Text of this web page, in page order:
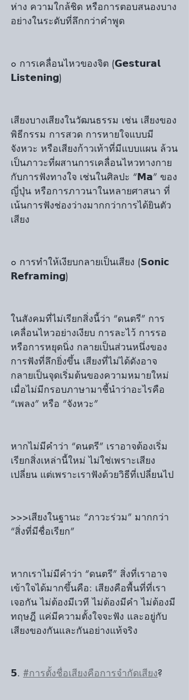
ห่าง ความใกล้ชิด หรือการตอบสนองบาง
อย่างในระดับที่ลึกกว่าคำพูด
๐ การเคลื่อนไหวของจิต (𝗚𝗲𝘀𝘁𝘂𝗿𝗮𝗹
𝗟𝗶𝘀𝘁𝗲𝗻𝗶𝗻𝗴)
เสียงบางเสียงในวัฒนธรรม เช่น เสียงของ
พิธีกรรม การสวด การหายใจแบบมี
จังหวะ หรือเสียงก้าวเท้าที่มีแบบแผน ล้วน
เป็นภาวะที่ผสานการเคลื่อนไหวทางกาย
กับการฟังทางใจ เช่นในศิลปะ “𝗠𝗮” ของ
ญี่ปุ่น หรือการภาวนาในหลายศาสนา ที่
เน้นการฟังช่องว่างมากกว่าการได้ยินตัว
เสียง
๐ การทำให้เงียบกลายเป็นเสียง (𝗦𝗼𝗻𝗶𝗰
𝗥𝗲𝗳𝗿𝗮𝗺𝗶𝗻𝗴)
ในสังคมที่ไม่เรียกสิ่งนี้ว่า “ดนตรี” การ
เคลื่อนไหวอย่างเงียบ การละไว้ การรอ
หรือการหยุดนิ่ง กลายเป็นส่วนหนึ่งของ
การฟังที่ลึกยิ่งขึ้น เสียงที่ไม่ได้ดังอาจ
กลายเป็นจุดเริ่มต้นของความหมายใหม่
เมื่อไม่มีกรอบภาษามาชี้นำว่าอะไรคือ
“เพลง” หรือ “จังหวะ”
หากไม่มีคำว่า “ดนตรี” เราอาจต้องเริ่ม
เรียกสิ่งเหล่านี้ใหม่ ไม่ใช่เพราะเสียง
เปลี่ยน แต่เพราะเราฟังด้วยวิธีที่เปลี่ยนไป
>>>เสียงในฐานะ “ภาวะร่วม” มากกว่า
“สิ่งที่มีชื่อเรียก”
หากเราไม่มีคำว่า “ดนตรี” สิ่งที่เราอาจ
เข้าใจได้มากขึ้นคือ: เสียงคือพื้นที่ที่เรา
เจอกัน ไม่ต้องมีเวที ไม่ต้องมีคำ ไม่ต้องมี
ทฤษฎี แค่มีความตั้งใจจะฟัง และอยู่กับ
เสียงของกันและกันอย่างแท้จริง
𝟱. #การตั้งชื่อเสียงคือการจำกัดเสียง?